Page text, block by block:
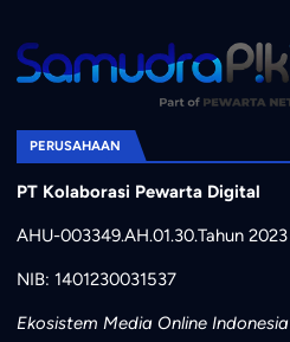
PERUSAHAAN
PT Kolaborasi Pewarta Digital
AHU-003349.AH.01.30.Tahun 2023
NIB: 1401230031537
Ekosistem Media Online Indonesia